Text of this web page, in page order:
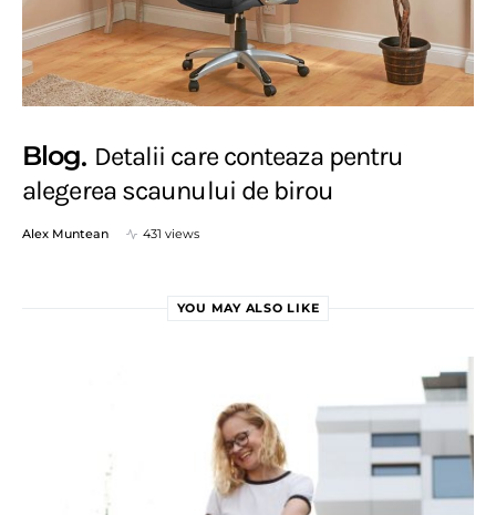
Blog Detalii care conteaza pentru
alegerea scaunului de birou
Alex Muntean 431 views
YOU MAY ALSO LIKE